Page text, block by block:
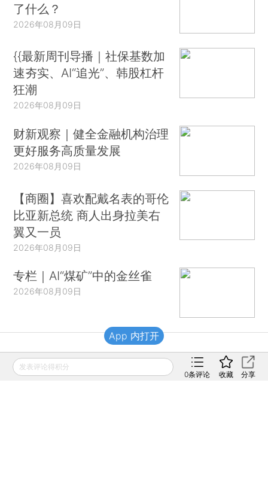
了什么？
2026年08月09日
{{最新周刊导播｜社保基数加
速夯实、AI“追光”、韩股杠杆
狂潮
2026年08月09日
财新观察｜健全金融机构治理
更好服务高质量发展
2026年08月09日
【商圈】喜欢配戴名表的哥伦
比亚新总统 商人出身拉美右
翼又一员
2026年08月09日
专栏｜AI“煤矿”中的金丝雀
2026年08月09日
财新移动
发表评论得积分
0条评论 收藏 分享
App 内打开